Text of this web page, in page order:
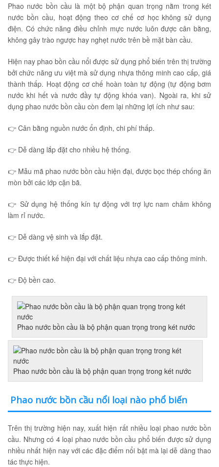
Phao nước bồn cầu là một bộ phận quan trọng nằm trong két
nước bồn cầu, hoạt động theo cơ chế cơ học không sử dụng
điện. Có chức năng điều chỉnh mực nước luôn được cân bằng,
không gây trào ngược hay nghẹt nước trên bề mặt bàn cầu.
Hiện nay phao bồn cầu nổi được sử dụng phổ biến trên thị trường
bởi chức năng ưu việt mà sử dụng nhựa thông minh cao cấp, giá
thành thấp. Hoạt động cơ chế hoàn toàn tự động (tự động bơm
nước khi hết và nước đầy tự động khóa van). Ngoài ra, khi sử
dụng phao nước bồn cầu còn đem lại những lợi ích như sau:
👉 Cân bằng nguồn nước ổn định, chi phí thấp.
👉 Dễ dàng lắp đặt cho nhiều hệ thống.
👉 Mẫu mã phao nước bồn cầu hiện đại, được bọc thép chống ăn
mòn bởi các lớp cặn bã.
👉 Sử dụng hệ thống kín tự động với trợ lực nam châm không
làm rỉ nước.
👉 Dễ dàng vệ sinh và lắp đặt.
👉 Được thiết kế hiện đại với chất liệu nhựa cao cấp thông minh.
👉 Độ bền cao.
Phao nước bồn cầu là bộ phận quan trọng trong két nước
Phao nước bồn cầu là bộ phận quan trọng trong két nước
Phao nước bồn cầu nổi loại nào phổ biến
Trên thị trường hiện nay, xuất hiện rất nhiều loại phao nước bồn
cầu. Nhưng có 4 loại phao nước bồn cầu phổ biến được sử dụng
nhiều nhất hiện nay với các đặc điểm nổi bật mà lại dễ dàng thao
tác thực hiện.